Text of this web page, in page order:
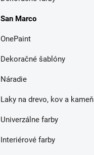
San Marco
OnePaint
Dekoračné šablóny
Náradie
Laky na drevo, kov a kameň
Univerzálne farby
Interiérové farby